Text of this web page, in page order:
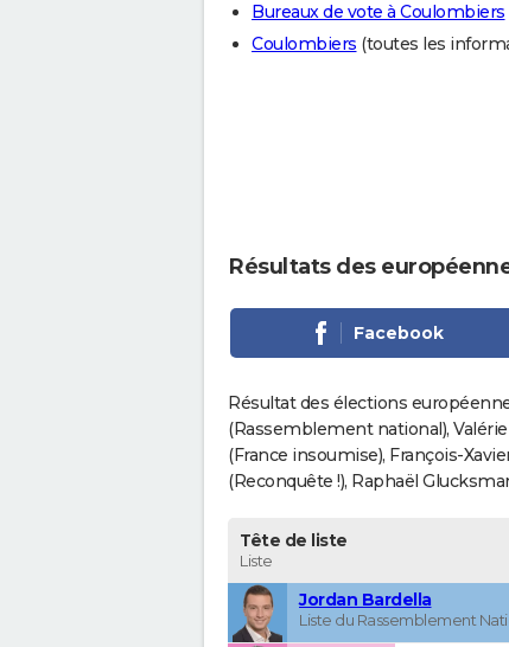
Bureaux de vote à Coulombiers
Coulombiers (toutes les
Résultats des
Facebook
Résultat des élections
(Rassemblement national),
(France insoumise), François-
(Reconquête !), Raphaël
Tête de liste
Liste
Jordan Bardella
Liste du Rassemblement